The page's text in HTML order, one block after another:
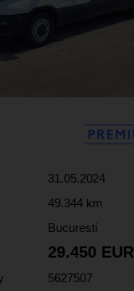
31.05.2024
49.344 km
Bucuresti
29.450 EUR
5627507